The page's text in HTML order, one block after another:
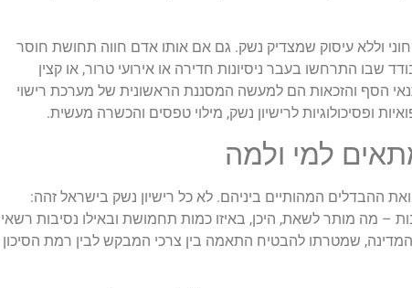
וללא עיסוק שמצדיק נשק. גם אם אותו אדם חווה תחושת חוסר
שבו התרחשו בעבר ניסיונות חדירה או אירועי טרור, או קצין
הסף והזכאות הם למעשה המסננת הראשונית של מערכת רישוי
ופסיכולוגיות לרישיון נשק, מילוי טפסים והכשרה מעשית.
למי ולמה
ההבדלים המהותיים ביניהם. לא כל רישיון נשק בישראל זהה:
– מה מותר לשאת, היכן, באיזו כמות תחמושת ובאילו נסיבות רשאי
שמטרתו להבטיח התאמה בין צרכי המבקש לבין רמת הסיכון